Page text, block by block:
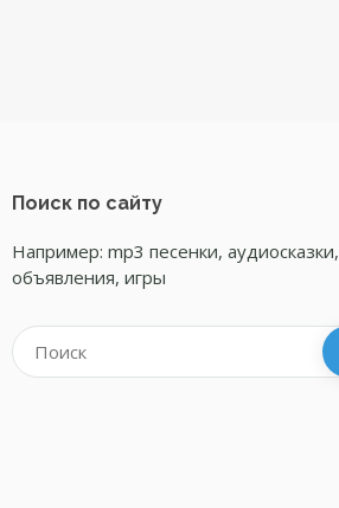
Поиск по сайту
Например: mp3 песенки, аудиосказки,
объявления, игры